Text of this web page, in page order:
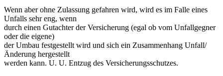
Wenn aber ohne Zulassung gefahren wird, wird es im Falle eines
Unfalls sehr eng, wenn
durch einen Gutachter der Versicherung (egal ob vom Unfallgegner
oder die eigene)
der Umbau festgestellt wird und sich ein Zusammenhang Unfall/
Änderung hergestellt
werden kann. U. U. Entzug des Versicherungsschutzes.